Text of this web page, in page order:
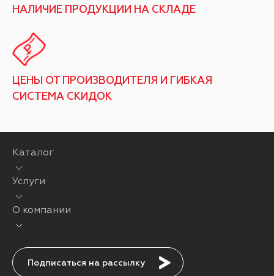
НАЛИЧИЕ ПРОДУКЦИИ НА СКЛАДЕ
ЦЕНЫ ОТ ПРОИЗВОДИТЕЛЯ И ГИБКАЯ
СИСТЕМА СКИДОК
Каталог
Услуги
О компании
Подписаться